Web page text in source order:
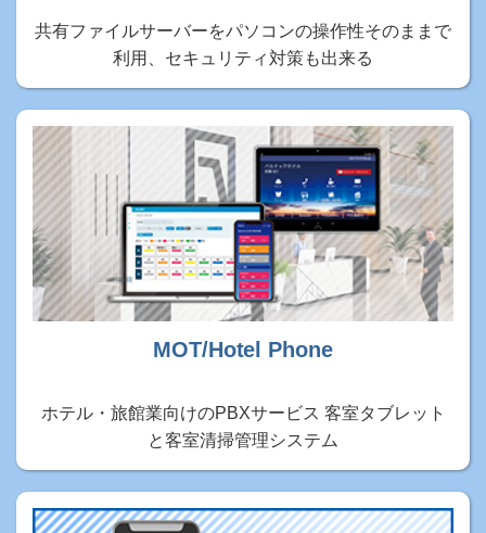
共有ファイルサーバーをパソコンの操作性そのままで
利用、セキュリティ対策も出来る
MOT/Hotel Phone
ホテル・旅館業向けのPBXサービス 客室タブレット
と客室清掃管理システム